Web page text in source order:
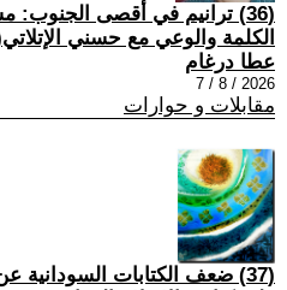
(36) ترانيم في أقصى الجنوب:
الكلمة والوعي مع حسني الإتلاتي(10-
عطا درغام
2026 / 8 / 7
مقابلات و حوارات
(37) ضعف الكتابات